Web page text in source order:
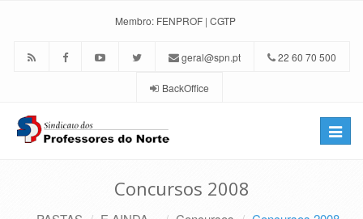
Membro: FENPROF | CGTP
geral@spn.pt 22 60 70 500
BackOffice
Toggle
Concursos 2008